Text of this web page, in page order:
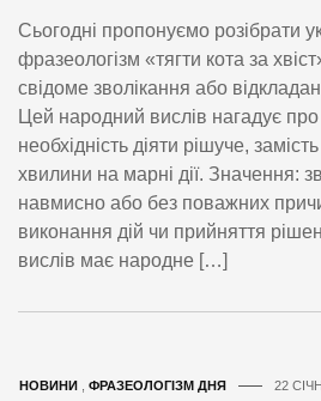
Сьогодні пропонуємо розібрати
фразеологізм «тягти кота за
свідоме зволікання або
Цей народний вислів нагадує про
необхідність діяти рішуче,
хвилини на марні дії. Значення:
навмисно або без поважних
виконання дій чи прийняття
вислів має народне […]
НОВИНИ ФРАЗЕОЛОГІЗМ ДНЯ 22